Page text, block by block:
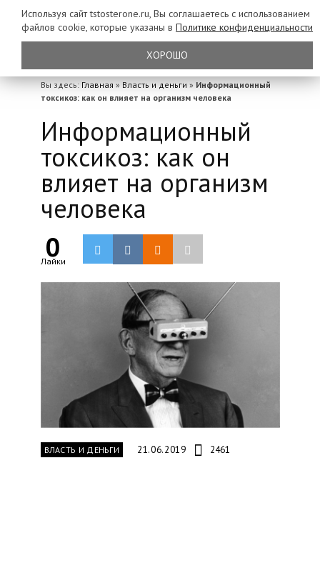
Вы здесь: Главная » Власть и деньги » Информационный
токсикоз: как он влияет на организм человека
Информационный
токсикоз: как он
влияет на организм
человека
0
Лайки
ВЛАСТЬ И ДЕНЬГИ 21.06.2019 2461
Используя сайт tstosterone.ru, Вы соглашаетесь с использованием
файлов cookie, которые указаны в Политике конфиденциальности
ХОРОШО